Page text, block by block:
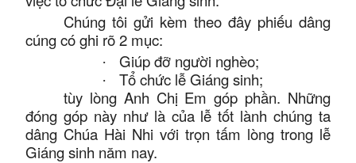
Chúng tôi gửi kèm theo đây phiếu dâng
cúng có ghi rõ 2 mục:
· Giúp đỡ người nghèo;
·
Tổ chức lễ Giáng sinh;
tùy lòng Anh Chị Em góp phần. Những
đóng góp này như là của lễ tốt lành chúng ta
dâng Chúa Hài Nhi với trọn tấm lòng trong lễ
Giáng sinh năm nay.